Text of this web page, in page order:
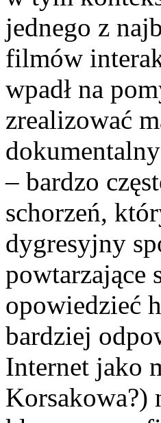
jednego z
filmów
wpadł na
zrealizować
– bardzo
schorzeń,
dygresyjny
powtarzające
opowiedzieć
bardziej
Internet jako
Korsakowa?)